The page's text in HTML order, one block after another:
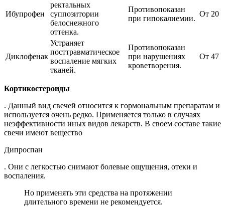
Ибупрофен
ректальных
суппозитории
белоснежного
оттенка.
Противопоказан
при гипокалиемии.
От 20
Диклофенак
Устраняет
посттравматическое
воспаление мягких
тканей.
Противопоказан
при нарушениях
кроветворения.
От 47
Кортикостероиды
. Данный вид свечей относится к гормональным препаратам и
используется очень редко. Применяется только в случаях
неэффективности иных видов лекарств. В своем составе такие
свечи имеют вещество
Дипроспан
. Они с легкостью снимают болевые ощущения, отеки и
воспаления.
Но применять эти средства на протяжении
длительного времени не рекомендуется.